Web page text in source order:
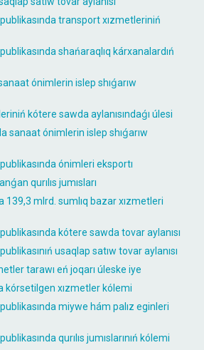
transport xızmetleriniń
shańaraqlıq kárxanalardıń
ónimlerin islep shıǵarıw
kótere sawda aylanısındaǵı úlesi
sanaat ónimlerin islep shıǵarıw
ónimleri eksportı
qurılıs jumısları
139,3 mlrd. sumlıq bazar xızmetleri
kótere sawda tovar aylanısı
usaqlap satıw tovar aylanısı
tarawı eń joqarı úleske iye
kórsetilgen xızmetler kólemi
miywe hám palız eginleri
qurılıs jumıslarınıń kólemi